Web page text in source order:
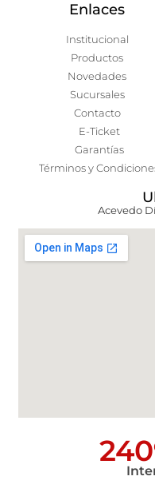
Enlaces
Institucional
Productos
Novedades
Sucursales
Contacto
E-Ticket
Garantías
Términos y
Acevedo